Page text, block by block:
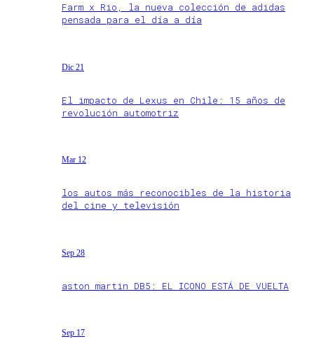
Farm x Rio, la nueva colección de adidas
pensada para el día a día
Dic 21
El impacto de Lexus en Chile: 15 años de
revolución automotriz
Mar 12
los autos más reconocibles de la historia
del cine y televisión
Sep 28
aston martin DB5: EL ICONO ESTÁ DE VUELTA
Sep 17